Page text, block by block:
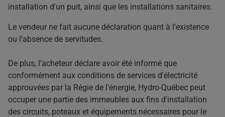
installation d'un puit, ainsi que les installations sanitaires.
Le vendeur ne fait aucune déclaration quant à l'existence
ou l'absence de servitudes.
De plus, l'acheteur déclare avoir été informé que
conformément aux conditions de services d'électricité
approuvées par la Régie de l'énergie, Hydro-Québec peut
occuper une partie des immeubles aux fins d'installation
des circuits, poteaux et équipements nécessaires pour le